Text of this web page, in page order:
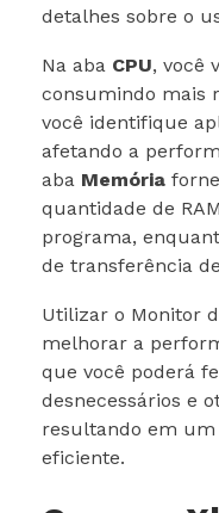
detalhes sobre o
Na aba CPU, você
consumindo mais
você identifique
afetando a
aba Memória
quantidade de
programa,
de transferência
Utilizar o Monitor
melhorar a
que você poderá
desnecessários e
resultando em
eficiente.